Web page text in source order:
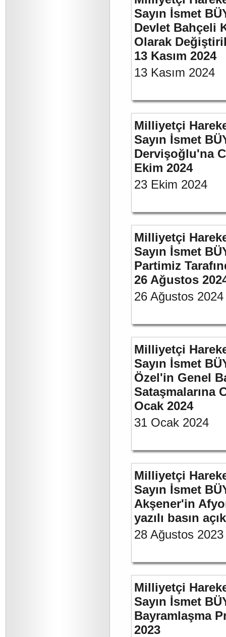
Sayın İsmet
Devlet Bahçeli
Olarak
13 Kasım 2024
13 Kasım 2024
Milliyetçi
Sayın İsmet
Dervişoğlu'na
Ekim 2024
23 Ekim 2024
Milliyetçi
Sayın İsmet
Partimiz
26 Ağustos
26 Ağustos 2024
Milliyetçi
Sayın İsmet
Özel'in Genel
Sataşmalarına
Ocak 2024
31 Ocak 2024
Milliyetçi
Sayın İsmet
Akşener'in
yazılı basın
28 Ağustos 2023
Milliyetçi
Sayın İsmet
Bayramlaşma
2023